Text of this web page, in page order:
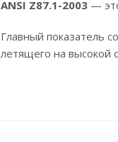
ANSI Z87.1-2003 —
Главный показатель
летящего на высокой